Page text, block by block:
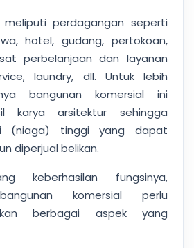
meliputi perdagangan seperti
hotel, gudang, pertokoan,
perbelanjaan dan layanan
laundry, dll. Untuk lebih
bangunan komersial ini
karya arsitektur sehingga
(niaga) tinggi yang dapat
diperjual belikan.
keberhasilan fungsinya,
komersial perlu
berbagai aspek yang